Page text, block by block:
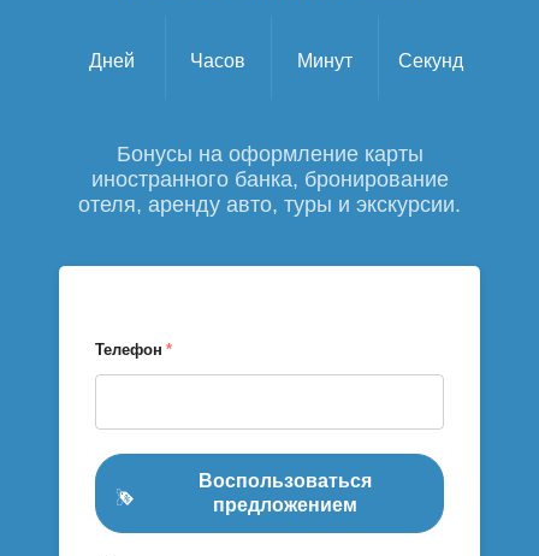
Дней Часов Минут Секунд
Бонусы на оформление карты
иностранного банка, бронирование
отеля, аренду авто, туры и экскурсии.
Телефон *
Воспользоваться
предложением